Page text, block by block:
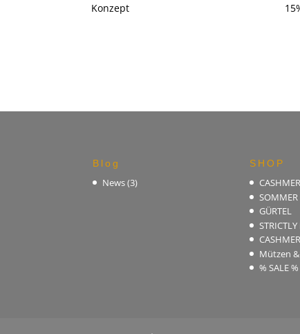
war:
Konzept
Blog
News(3)
SHOP
SOMMER
GÜRTEL
Mützen
% SALE %